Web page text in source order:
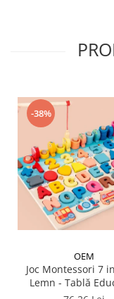
-38%
OEM
Joc Montessori 7
Lemn - Tablă
Logaritmică